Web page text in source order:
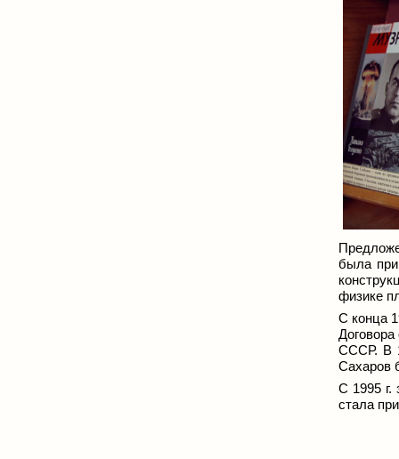
была
физике
С конца
СССР. В
Сахаров
С 1995 г.
стала